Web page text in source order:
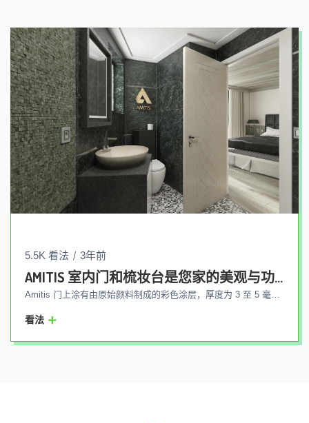
5.5K 看法 3年前
AMITIS 室内门和梳妆台是您家的美观与功能的结合
Amitis 门上涂有由原始颜料制成的彩色涂层，厚度为 3 至 5 毫米，以代表产品的质量和耐用性。 该产品最明显的特点之一是，所有Amitis品牌产品的门板都会产生线条和划痕，只需一次抛光即可轻松消失，门板维修无需Amitis专家在同一地点解决以工厂为准，不会给买家造成困扰。 Amitis 门在别墅和室外空间中表现出高性能，由于隔热材料的存在，可以防止任何外部空气进入环境。 Amitis 内门具有声学模式，因此内部声音不会泄漏到外部环境，在治疗空间中，此类门的使用受到高度重视。
看法